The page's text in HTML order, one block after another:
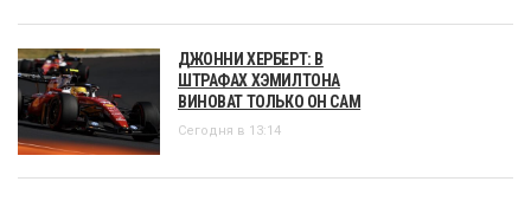
ДЖОННИ ХЕРБЕРТ: В
ШТРАФАХ ХЭМИЛТОНА
ВИНОВАТ ТОЛЬКО ОН САМ
Сегодня в 13:14